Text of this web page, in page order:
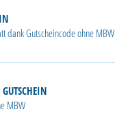
dank Gutscheincode ohne MBW
MBW